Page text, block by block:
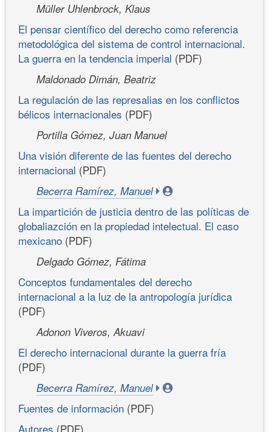
Müller Uhlenbrock, Klaus
El pensar científico del derecho como referencia
metodológica del sistema de control internacional.
La guerra en la tendencia imperial (PDF)
Maldonado Dimán, Beatriz
La regulación de las represalias en los conflictos
bélicos internacionales (PDF)
Portilla Gómez, Juan Manuel
Una visión diferente de las fuentes del derecho
internacional (PDF)
Becerra Ramírez, Manuel
La impartición de justicia dentro de las políticas de
globaliazción en la propiedad intelectual. El caso
mexicano (PDF)
Delgado Gómez, Fátima
Conceptos fundamentales del derecho
internacional a la luz de la antropología jurídica
(PDF)
Adonon Viveros, Akuavi
El derecho internacional durante la guerra fría
(PDF)
Becerra Ramírez, Manuel
Fuentes de información (PDF)
Autores (PDF)